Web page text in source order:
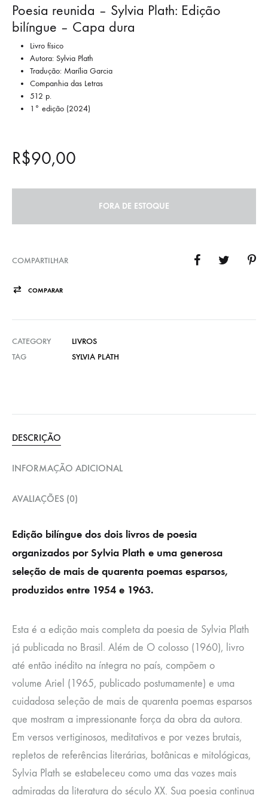
Poesia reunida – Sylvia Plath: Edição
bilíngue – Capa dura
Livro físico
Autora: Sylvia Plath
Tradução: Marília Garcia
Companhia das Letras
512 p.
1° edição (2024)
R$90,00
FORA DE ESTOQUE
COMPARTILHAR
COMPARAR
CATEGORY
LIVROS
TAG
SYLVIA PLATH
DESCRIÇÃO
INFORMAÇÃO ADICIONAL
AVALIAÇÕES (0)
Edição bilíngue dos dois livros de poesia
organizados por Sylvia Plath e uma generosa
seleção de mais de quarenta poemas esparsos,
produzidos entre 1954 e 1963.
Esta é a edição mais completa da poesia de Sylvia Plath
já publicada no Brasil. Além de O colosso (1960), livro
até então inédito na íntegra no país, compõem o
volume Ariel (1965, publicado postumamente) e uma
cuidadosa seleção de mais de quarenta poemas esparsos
que mostram a impressionante força da obra da autora.
Em versos vertiginosos, meditativos e por vezes brutais,
repletos de referências literárias, botânicas e mitológicas,
Sylvia Plath se estabeleceu como uma das vozes mais
admiradas da literatura do século XX. Sua poesia continua